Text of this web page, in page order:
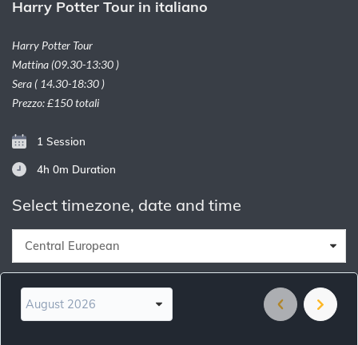
Harry Potter Tour in italiano
Harry Potter Tour
Mattina (09.30-13:30 )
Sera ( 14.30-18:30 )
Prezzo: £150 totali
1 Session
4h 0m Duration
Select timezone, date and time
Central European
August 2026